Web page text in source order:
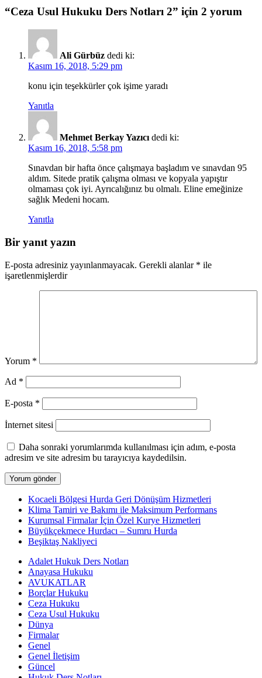
“Ceza Usul Hukuku Ders Notları 2” için 2 yorum
Ali Gürbüz dedi ki:
Kasım 16, 2018, 5:29 pm
konu için teşekkürler çok işime yaradı
Yanıtla
Mehmet Berkay Yazıcı dedi ki:
Kasım 16, 2018, 5:58 pm
Sınavdan bir hafta önce çalışmaya başladım ve sınavdan 95
aldım. Sitede pratik çalışma olması ve kopyala yapıştır
olmaması çok iyi. Ayrıcalığınız bu olmalı. Eline emeğinize
sağlık Medeni hocam.
Yanıtla
Bir yanıt yazın
E-posta adresiniz yayınlanmayacak. Gerekli alanlar * ile
işaretlenmişlerdir
Yorum *
Ad *
E-posta *
İnternet sitesi
Daha sonraki yorumlarımda kullanılması için adım, e-posta
adresim ve site adresim bu tarayıcıya kaydedilsin.
Kocaeli Bölgesi Hurda Geri Dönüşüm Hizmetleri
Klima Tamiri ve Bakımı ile Maksimum Performans
Kurumsal Firmalar İçin Özel Kurye Hizmetleri
Büyükçekmece Hurdacı – Sumru Hurda
Beşiktaş Nakliyeci
Adalet Hukuk Ders Notları
Anayasa Hukuku
AVUKATLAR
Borçlar Hukuku
Ceza Hukuku
Ceza Usul Hukuku
Dünya
Firmalar
Genel
Genel İletişim
Güncel